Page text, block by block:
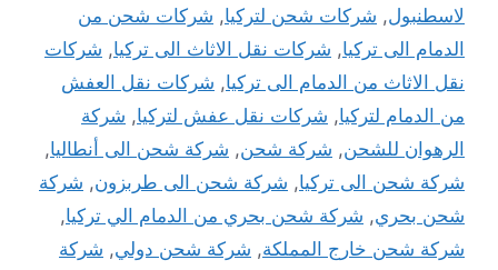
لاسطنبول, شركات شحن لتركيا, شركات شحن من
الدمام الى تركيا, شركات نقل الاثاث الى تركيا, شركات
نقل الاثاث من الدمام الى تركيا, شركات نقل العفش
من الدمام لتركيا, شركات نقل عفش لتركيا, شركة
الرهوان للشحن, شركة شحن, شركة شحن الى أنطاليا,
شركة شحن الى تركيا, شركة شحن الى طربزون, شركة
شحن بحري, شركة شحن بحري من الدمام الي تركيا,
شركة شحن خارج المملكة, شركة شحن دولي, شركة